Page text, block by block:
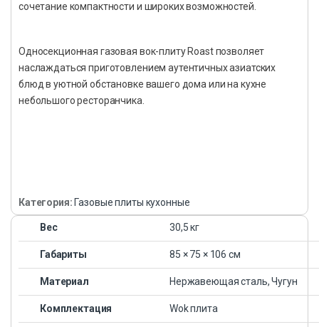
сочетание компактности и широких возможностей.
Односекционная газовая вок-плиту Roast позволяет
наслаждаться приготовлением аутентичных азиатских
блюд в уютной обстановке вашего дома или на кухне
небольшого ресторанчика.
Категория: Газовые плиты кухонные
Вес 30,5 кг
Габариты 85 × 75 × 106 см
Материал Нержавеющая сталь, Чугун
Комплектация Wok плита